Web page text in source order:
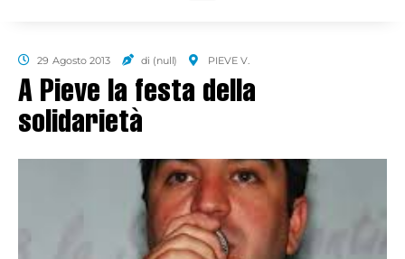
29 Agosto 2013 di (null) PIEVE V.
A Pieve la festa della
solidarietà